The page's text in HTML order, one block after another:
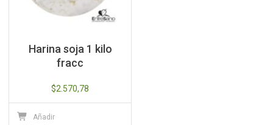
Harina soja 1 kilo
fracc
$2.570,78
Añadir